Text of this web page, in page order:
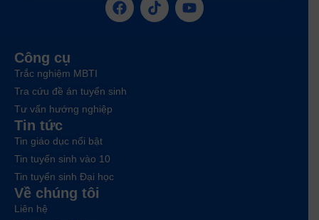
Công cụ
Trắc nghiệm MBTI
Tra cứu đề án tuyển sinh
Tư vấn hướng nghiệp
Tin tức
Tin giáo dục nổi bật
Tin tuyển sinh vào 10
Tin tuyển sinh Đại học
Về chúng tôi
Liên hệ